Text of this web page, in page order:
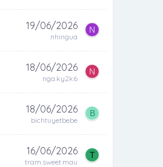
19/06/2026
nhingua
N
18/06/2026
nga.ky2k6
N
18/06/2026
bichtuyetbebe
B
16/06/2026
tram.sweet.mau
T